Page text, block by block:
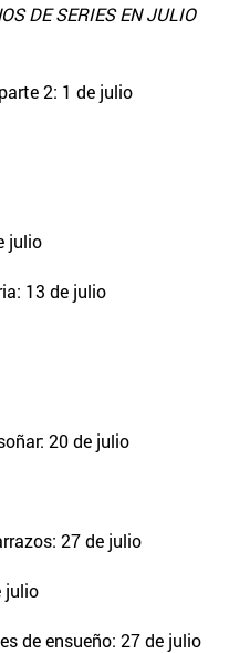
DE SERIES EN JULIO
2: 1 de julio
julio
13 de julio
20 de julio
27 de julio
julio
de ensueño: 27 de julio